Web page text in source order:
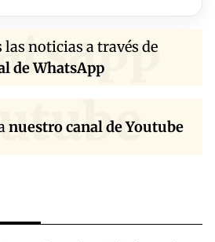
las noticias a través de
de WhatsApp
nuestro canal de Youtube